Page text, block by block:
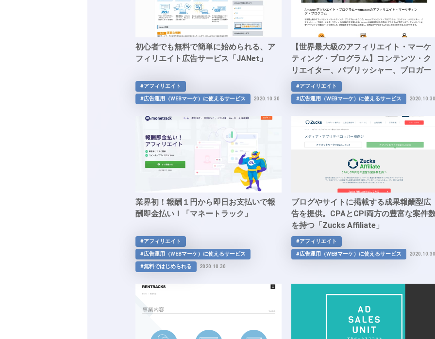
初心者でも無料で簡単に始められる、ア
フィリエイト広告サービス「JANet」
#アフィリエイト
#広告運用（WEBマーケ）に使えるサービス
2020.10.30
【世界最大級のアフィリエイト・マーケ
ティング・プログラム】コンテンツ・ク
リエイター、パブリッシャー、ブロガー
によるトラフィックの収益化を支援する
「Amazonアソシエイト」
#アフィリエイト
#広告運用（WEBマーケ）に使えるサービス
2020.10.30
業界初！報酬１円から即日お支払いで報
酬即金払い！「マネートラック」
#アフィリエイト
#広告運用（WEBマーケ）に使えるサービス
#無料ではじめられる
2020.10.30
ブログやサイトに掲載する成果報酬型広
告を提供。CPAとCPI両方の豊富な案件
を持つ「Zucks Affiliate」
#アフィリエイト
#広告運用（WEBマーケ）に使えるサービス
2020.10.30